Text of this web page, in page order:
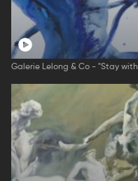
Galerie Lelong & Co - "Stay